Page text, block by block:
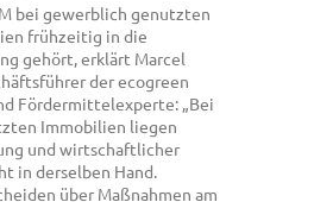
bei gewerblich genutzten
frühzeitig in die
gehört, erklärt Marcel
der ecogreen
Fördermittelexperte: „Bei
Immobilien liegen
und wirtschaftlicher
in derselben Hand.
über Maßnahmen am